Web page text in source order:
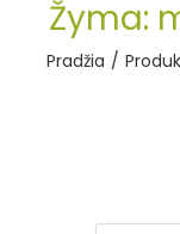
Žyma:
Pradžia /